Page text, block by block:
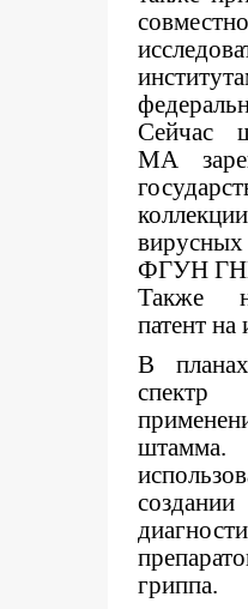
Сейчас
MA
ФГУН
Также
патент на
В
спектр
создании
гриппа.